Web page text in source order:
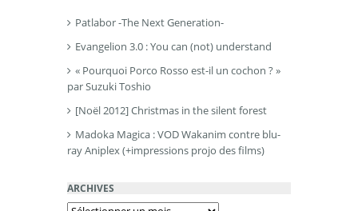
Patlabor -The Next Generation-
Evangelion 3.0 : You can (not) understand
« Pourquoi Porco Rosso est-il un cochon ? »
par Suzuki Toshio
[Noël 2012] Christmas in the silent forest
Madoka Magica : VOD Wakanim contre blu-
ray Aniplex (+impressions projo des films)
ARCHIVES
Archives